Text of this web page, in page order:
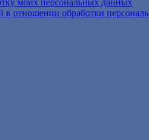
моих персональных данных
в отношении обработки